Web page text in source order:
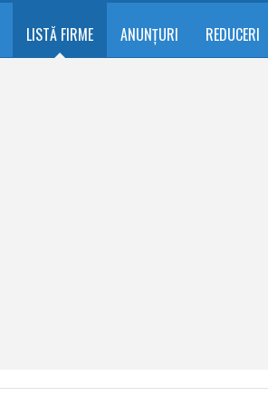
LISTĂ FIRME ANUNȚURI REDUCERI